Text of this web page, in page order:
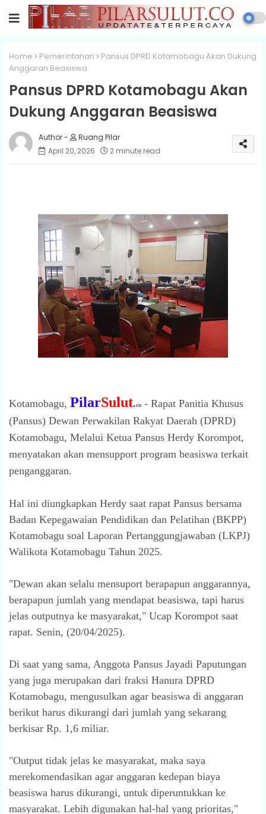
Home Pemerintahan
Pansus DPRD Kotamobagu Akan Dukung
Anggaran Beasiswa
Pansus DPRD Kotamobagu Akan
Dukung Anggaran Beasiswa
Ruang Pilar
April 20, 2026
2 minute read
Kotamobagu, PilarSulut.co - Rapat Panitia Khusus
(Pansus) Dewan Perwakilan Rakyat Daerah (DPRD)
Kotamobagu, Melalui Ketua Pansus Herdy Korompot,
menyatakan akan mensupport program beasiswa terkait
penganggaran.
Hal ini diungkapkan Herdy saat rapat Pansus bersama
Badan Kepegawaian Pendidikan dan Pelatihan (BKPP)
Kotamobagu soal Laporan Pertanggungjawaban (LKPJ)
Walikota Kotamobagu Tahun 2025.
"Dewan akan selalu mensuport berapapun anggarannya,
berapapun jumlah yang mendapat beasiswa, tapi harus
jelas outputnya ke masyarakat," Ucap Korompot saat
rapat. Senin, (20/04/2025).
Di saat yang sama, Anggota Pansus Jayadi Paputungan
yang juga merupakan dari fraksi Hanura DPRD
Kotamobagu, mengusulkan agar beasiswa di anggaran
berikut harus dikurangi dari jumlah yang sekarang
berkisar Rp. 1,6 miliar.
"Output tidak jelas ke masyarakat, maka saya
merekomendasikan agar anggaran kedepan biaya
beasiswa harus dikurangi, untuk diperuntukkan ke
masyarakat. Lebih digunakan hal-hal yang prioritas,"